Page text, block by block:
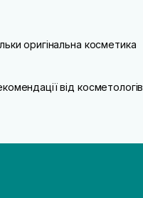
оригінальна косметика
від косметологів